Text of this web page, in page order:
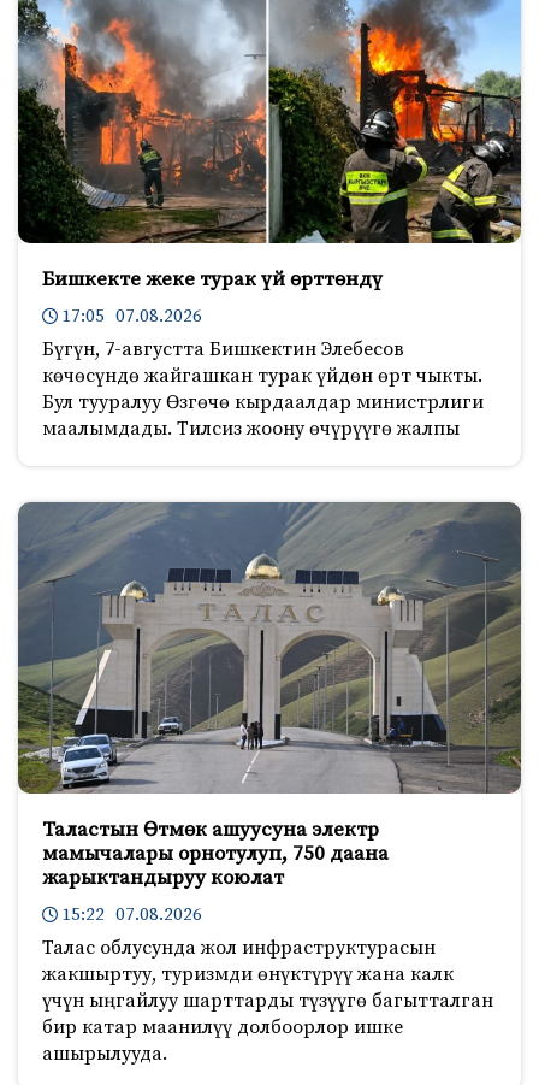
Бишкекте жеке турак үй өрттөндү
17:05 07.08.2026
Бүгүн, 7-августта Бишкектин Элебесов
көчөсүндө жайгашкан турак үйдөн өрт чыкты.
Бул тууралуу Өзгөчө кырдаалдар министрлиги
маалымдады. Тилсиз жоону өчүрүүгө жалпы
Таластын Өтмөк ашуусуна электр
мамычалары орнотулуп, 750 даана
жарыктандыруу коюлат
15:22 07.08.2026
Талас облусунда жол инфраструктурасын
жакшыртуу, туризмди өнүктүрүү жана калк
үчүн ыңгайлуу шарттарды түзүүгө багытталган
бир катар маанилүү долбоорлор ишке
ашырылууда.